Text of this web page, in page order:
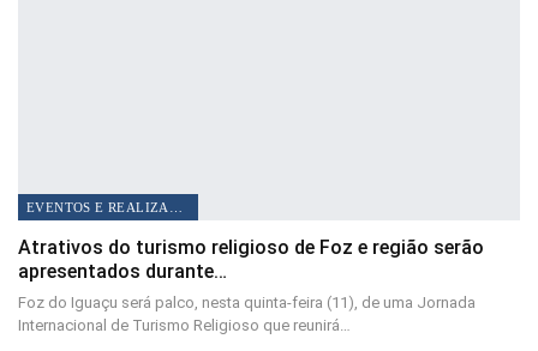
Atrativos do turismo religioso de Foz e região serão
apresentados durante…
Foz do Iguaçu será palco, nesta quinta-feira (11), de uma Jornada
Internacional de Turismo Religioso que reunirá…